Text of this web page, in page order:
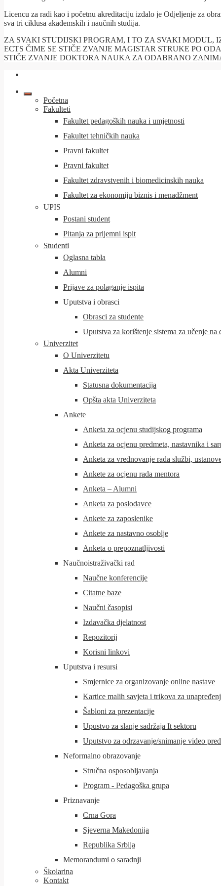
Licencu za radi kao i početnu akreditaciju izdalo je Odjeljenje za
sva tri ciklusa akademskih i naučnih studija.
ZA SVAKI STUDIJSKI PROGRAM, I TO ZA SVAKI MODUL,
ECTS ČIME SE STIČE ZVANJE MAGISTAR STRUKE PO
STIČE ZVANJE DOKTORA NAUKA ZA ODABRANO
Početna
Fakulteti
Fakultet pedagoških nauka i umjetnosti
Fakultet tehničkih nauka
Pravni fakultet
Pravni fakultet
Fakultet zdravstvenih i biomedicinskih nauka
Fakultet za ekonomiju biznis i menadžment
UPIS
Postani student
Pitanja za prijemni ispit
Studenti
Oglasna tabla
Alumni
Prijave za polaganje ispita
Uputstva i obrasci
Obrasci za studente
Uputstva za korištenje sistema za učenje
Univerzitet
O Univerzitetu
Akta Univerziteta
Statusna dokumentacija
Opšta akta Univerziteta
Ankete
Anketa za ocjenu studijskog programa
Anketa za ocjenu predmeta, nastavnika i
Anketa za vrednovanje rada službi,
Ankete za ocjenu rada mentora
Anketa – Alumni
Anketa za poslodavce
Ankete za zaposlenike
Ankete za nastavno osoblje
Anketa o prepoznatljivosti
Naučnoistraživački rad
Naučne konferencije
Citatne baze
Naučni časopisi
Izdavačka djelatnost
Repozitorij
Korisni linkovi
Uputstva i resursi
Smjernice za organizovanje online nastave
Kartice malih savjeta i trikova za
Šabloni za prezentacije
Upustvo za slanje sadržaja It sektoru
Uputstvo za odrzavanje/snimanje video
Neformalno obrazovanje
Stručna osposobljavanja
Program - Pedagoška grupa
Priznavanje
Crna Gora
Sjeverna Makedonija
Republika Srbija
Memorandumi o saradnji
Školarina
Kontakt